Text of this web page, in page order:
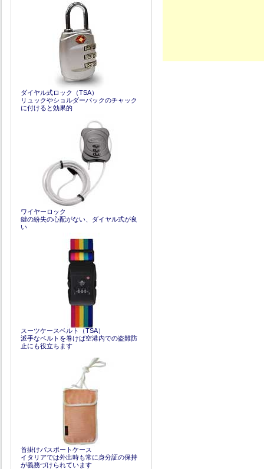
ダイヤル式ロック（TSA）
リュックやショルダーバックのチャック
に付けると効果的
ワイヤーロック
鍵の紛失の心配がない、ダイヤル式が良
い
スーツケースベルト（TSA）
派手なベルトを巻けば空港内での盗難防
止にも役立ちます
首掛けパスポートケース
イタリアでは外出時も常に身分証の保持
が義務づけられています